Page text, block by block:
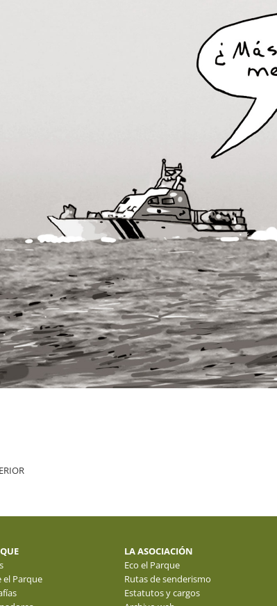
el Parque
LA ASOCIACIÓN
Eco el Parque
Rutas de senderismo
Estatutos y cargos